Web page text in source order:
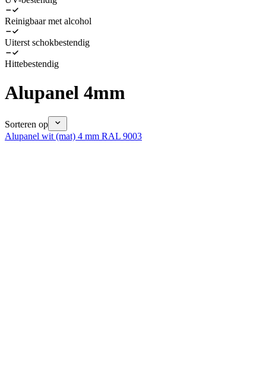
Reinigbaar met alcohol
Uiterst schokbestendig
Hittebestendig
Alupanel 4mm
Sorteren op
Alupanel wit (mat) 4 mm RAL 9003